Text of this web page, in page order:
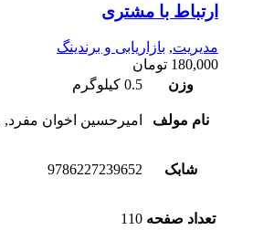
ارتباط با مشتری
مدیریت, بازاریابی و برندینگ
180,000 تومان
وزن
0.5 کیلوگرم
نام مولف امیرحسین اخوان
شابک 9786227239652
تعداد صفحه 110